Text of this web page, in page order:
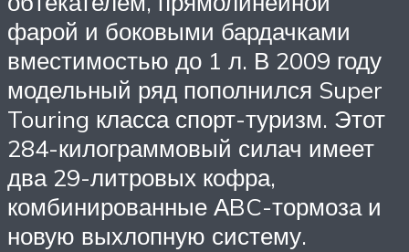
фарой и боковыми бардачками
вместимостью до 1 л. В 2009 году
модельный ряд пополнился Super
Touring класса спорт-туризм. Этот
284-килограммовый силач имеет
два 29-литровых кофра,
комбинированные АBC-тормоза и
новую выхлопную систему.